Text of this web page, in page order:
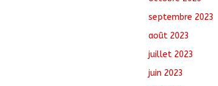
septembre 2023
août 2023
juillet 2023
juin 2023